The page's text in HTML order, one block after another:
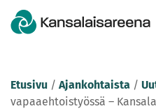
Etusivu / Ajankohtaista /
vapaaehtoistyössä –